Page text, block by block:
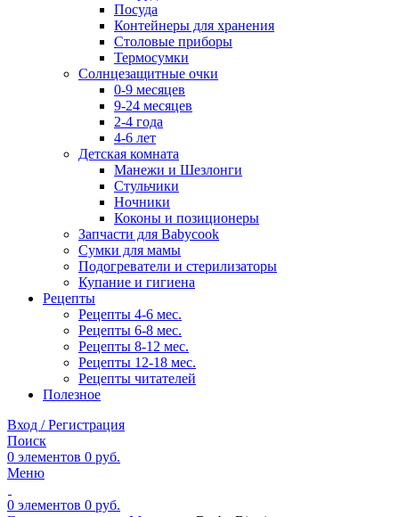
Посуда
Контейнеры для хранения
Столовые приборы
Термосумки
Солнцезащитные очки
0-9 месяцев
9-24 месяцев
2-4 года
4-6 лет
Детская комната
Манежи и Шезлонги
Стульчики
Ночники
Коконы и позиционеры
Запчасти для Babycook
Сумки для мамы
Подогреватели и стерилизаторы
Купание и гигиена
Рецепты
Рецепты 4-6 мес.
Рецепты 6-8 мес.
Рецепты 8-12 мес.
Рецепты 12-18 мес.
Рецепты читателей
Полезное
Вход / Регистрация
Поиск
0 элементов 0 руб.
Меню
0 элементов 0 руб.